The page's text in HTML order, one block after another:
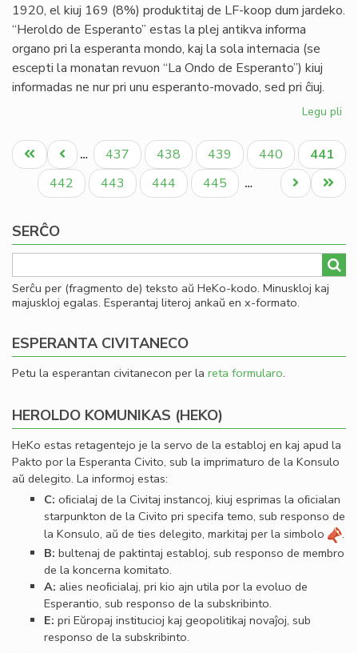
1920, el kiuj 169 (8%) produktitaj de LF-koop dum jardeko.
“Heroldo de Esperanto” estas la plej antikva informa
organo pri la esperanta mondo, kaj la sola internacia (se
escepti la monatan revuon “La Ondo de Esperanto”) kiuj
informadas ne nur pri unu esperanto-movado, sed pri ĉiuj.
Legu pli
de
Pagination
Unua
paĝo
Antaŭa
paĝo
… Paĝo
437 Paĝo
438 Paĝo
439 Paĝo
440
Aktuala
paĝo
441
Paĝo
442 Paĝo
443 Paĝo
444 Paĝo
445 …
Last
page
Next
page
SERĈO
Serĉu per (fragmento de) teksto aŭ HeKo-kodo. Minuskloj kaj
majuskloj egalas. Esperantaj literoj ankaŭ en x-formato.
ESPERANTA CIVITANECO
Petu la esperantan civitanecon per la reta formularo.
HEROLDO KOMUNIKAS (HEKO)
HeKo estas retagentejo je la servo de la establoj en kaj apud la
Pakto por la Esperanta Civito, sub la imprimaturo de la Konsulo
aŭ delegito. La informoj estas:
C: oﬁcialaj de la Civitaj instancoj, kiuj esprimas la oﬁcialan
starpunkton de la Civito pri specifa temo, sub responso de
la Konsulo, aŭ de ties delegito, markitaj per la simbolo
.
B: bultenaj de paktintaj establoj, sub responso de membro
de la koncerna komitato.
A: alies neoﬁcialaj, pri kio ajn utila por la evoluo de
Esperantio, sub responso de la subskribinto.
E: pri Eŭropaj institucioj kaj geopolitikaj novaĵoj, sub
responso de la subskribinto.